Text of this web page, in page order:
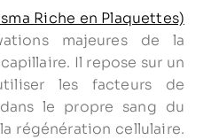
Riche en Plaquettes)
majeures de la
Il repose sur un
les facteurs de
le propre sang du
régénération cellulaire.